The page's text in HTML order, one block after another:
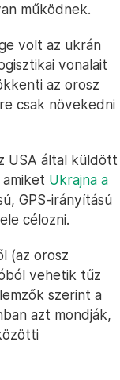
működnek.
volt az ukrán
vonalait
az orosz
csak növekedni
USA által küldött
Ukrajna a
GPS-irányítású
célozni.
(az orosz
vehetik tűz
szerint a
azt mondják,